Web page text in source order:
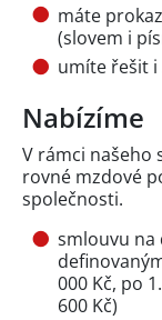
máte
(slovem i
umíte řešit i
Nabízíme
V rámci našeho
rovné mzdové
společnosti.
smlouvu
000 Kč, po
600 Kč)